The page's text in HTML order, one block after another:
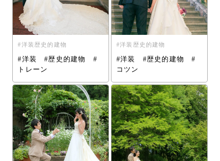
洋装歴史的建物
#洋装 #歴史的建物 #
トレーン
洋装歴史的建物
#洋装 #歴史的建物 #
コツン